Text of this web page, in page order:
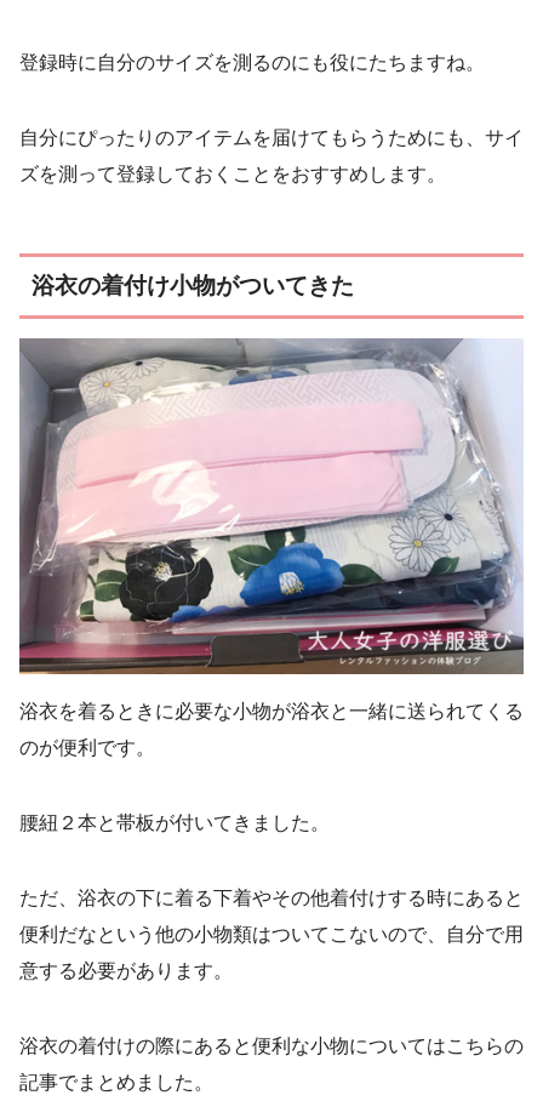
登録時に自分のサイズを測るのにも役にたちますね。
自分にぴったりのアイテムを届けてもらうためにも、サイ
ズを測って登録しておくことをおすすめします。
浴衣の着付け小物がついてきた
浴衣を着るときに必要な小物が浴衣と一緒に送られてくる
のが便利です。
腰紐２本と帯板が付いてきました。
ただ、浴衣の下に着る下着やその他着付けする時にあると
便利だなという他の小物類はついてこないので、自分で用
意する必要があります。
浴衣の着付けの際にあると便利な小物についてはこちらの
記事でまとめました。